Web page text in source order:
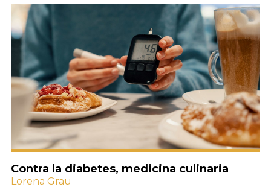
Contra la diabetes, medicina culinaria
Lorena Grau